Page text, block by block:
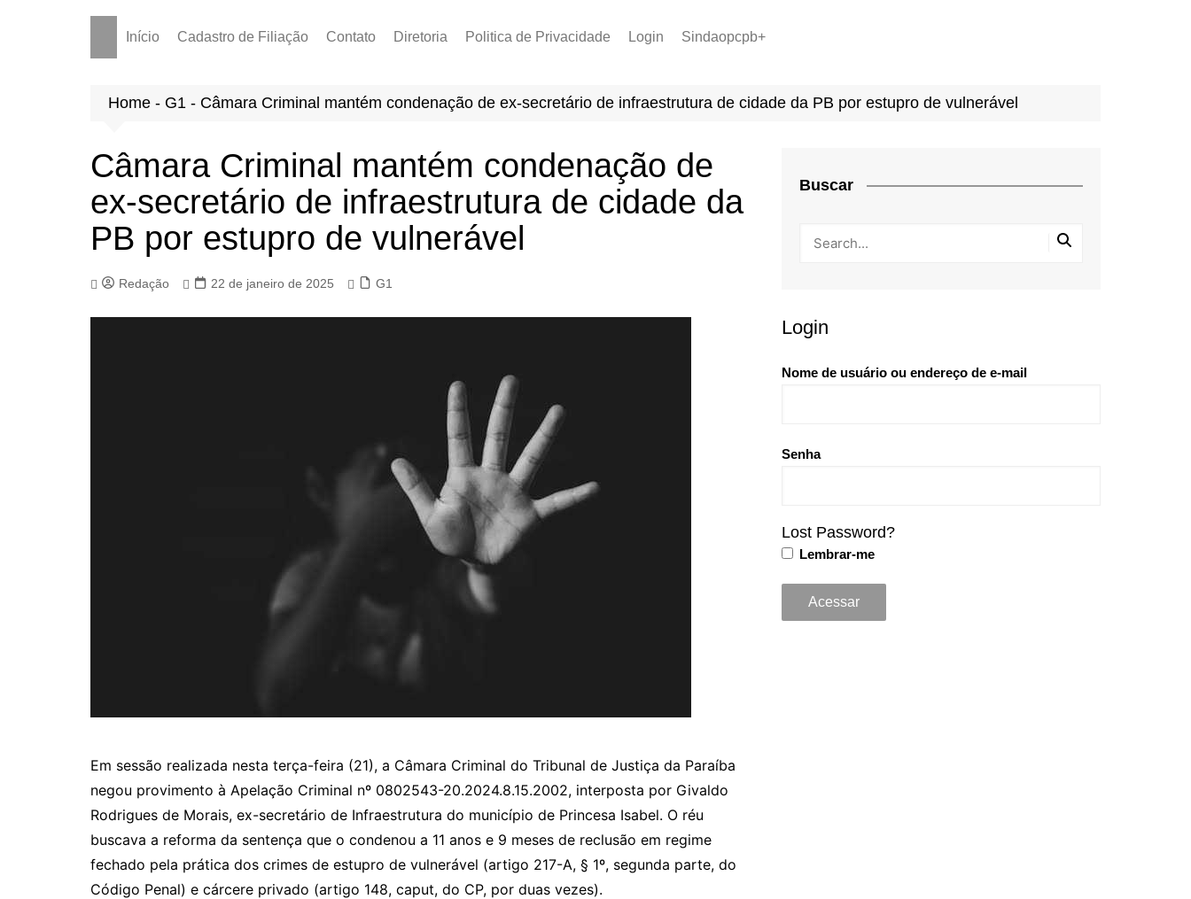
Início Cadastro de Filiação Contato Diretoria
PCCR 2022
Tabela de Venc. 2025
Politica de Privacidade Login Sindaopcpb+
Home - G1 - Câmara Criminal mantém condenação de ex-secretário de infraestrutura de cidade da PB por estupro de vulnerável
Câmara Criminal mantém condenação de
ex-secretário de infraestrutura de cidade da
PB por estupro de vulnerável
Redação 22 de janeiro de 2025 G1
Em sessão realizada nesta terça-feira (21), a Câmara Criminal do Tribunal de Justiça da Paraíba
negou provimento à Apelação Criminal nº 0802543-20.2024.8.15.2002, interposta por Givaldo
Rodrigues de Morais, ex-secretário de Infraestrutura do município de Princesa Isabel. O réu
buscava a reforma da sentença que o condenou a 11 anos e 9 meses de reclusão em regime
fechado pela prática dos crimes de estupro de vulnerável (artigo 217-A, § 1º, segunda parte, do
Código Penal) e cárcere privado (artigo 148, caput, do CP, por duas vezes).
Buscar
Login
Nome de usuário ou endereço de e-mail
Senha
Lost Password?
Lembrar-me